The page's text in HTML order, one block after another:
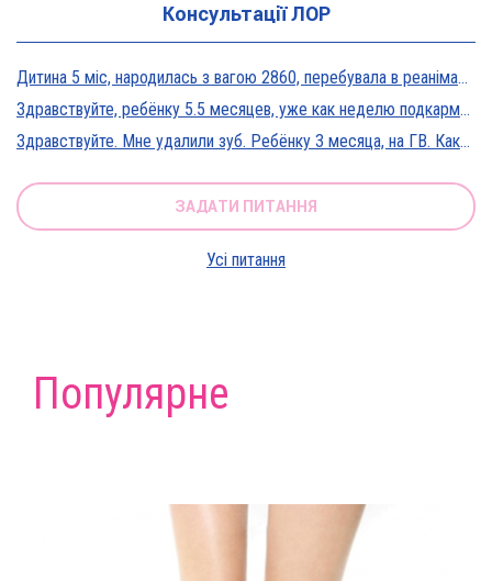
Консультації ЛОР
Дитина 5 міс, народилась з вагою 2860, перебувала в реанімації у дуже тяжкому стані, діагноз Гіпоксична енцефалопатія 2 ст. На даний момент вага 5800, відмовляється від їжі, плаче близько 5 днів, періоди активності присутні, стул зі слизом зелений оформлений, на штучному вигодовуванні Нан безлактозний,за раз або з перервами з'їдає 90-120 мл. Прошу допомоги в даній ситуації?
Здравствуйте, ребёнку 5.5 месяцев, уже как неделю подкармливаю смесью, пробовали 3 вида нан, милупа и остановились на малютке премиум, только вчера появились красные пятна вокруг рта после кормления смесью, и мы опять попробовали милупа и нан, реакция осталась, что делать?
Здравствуйте. Мне удалили зуб. Ребёнку 3 месяца, на ГВ. Какие антибиотики можно принимать? Спасибо
ЗАДАТИ ПИТАННЯ
Усі питання
Популярне